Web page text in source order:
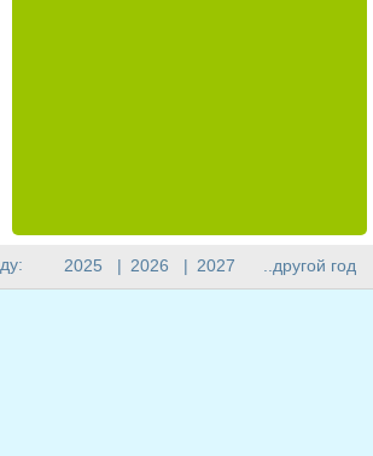
2025 | 2026 | 2027 ..другой год